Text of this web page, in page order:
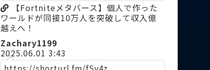
【Fortniteメタバース】個人で作った
ワールドが同接10万人を突破して収入億
越えへ！
Zachary1199
2025.06.01 3:43